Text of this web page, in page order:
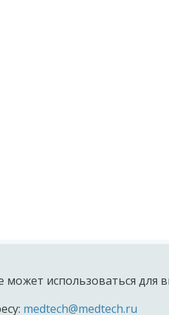
использоваться для
medtech@medtech.ru